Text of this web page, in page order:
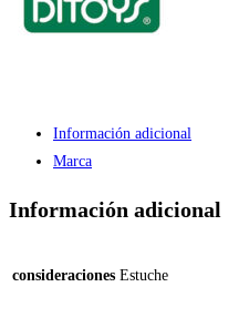
Información adicional
Marca
Información adicional
consideraciones Estuche